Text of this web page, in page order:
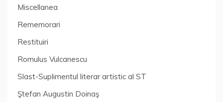
Miscellanea
Rememorari
Restituiri
Romulus Vulcanescu
Slast-Suplimentul literar artistic al ST
Ştefan Augustin Doinaş